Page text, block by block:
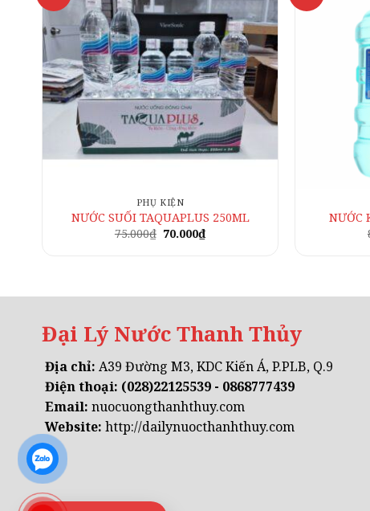
PHỤ KIỆN
NƯỚC SUỐI TAQUAPLUS 250ML
75.000₫ Giá
70.000₫Giá
hiện
NƯỚC
Đại Lý Nước Thanh Thủy
Địa chỉ: A39 Đường M3, KDC Kiến Á, P.PLB, Q.9
Điện thoại: (028)22125539 - 0868777439
Email: nuocuongthanhthuy.com
Website: http://dailynuocthanhthuy.com